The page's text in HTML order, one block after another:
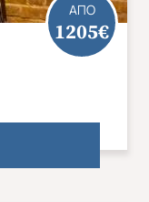
Exclusive Groups
χρήσης
ΑΠΟ
1205€